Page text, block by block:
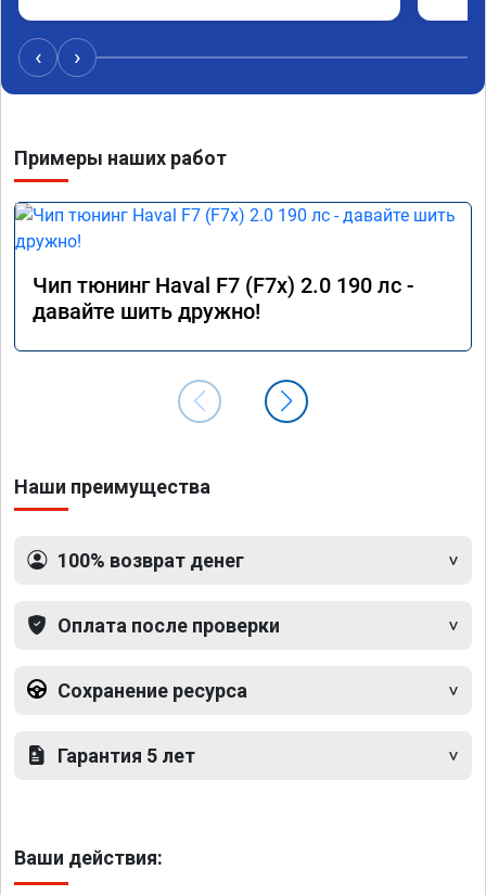
‹ ›
Примеры наших работ
Чип тюнинг Haval F7 (F7x) 2.0 190 лс -
давайте шить дружно!
Наши преимущества
100% возврат денег
Оплата после проверки
Сохранение ресурса
Гарантия 5 лет
Ваши действия: